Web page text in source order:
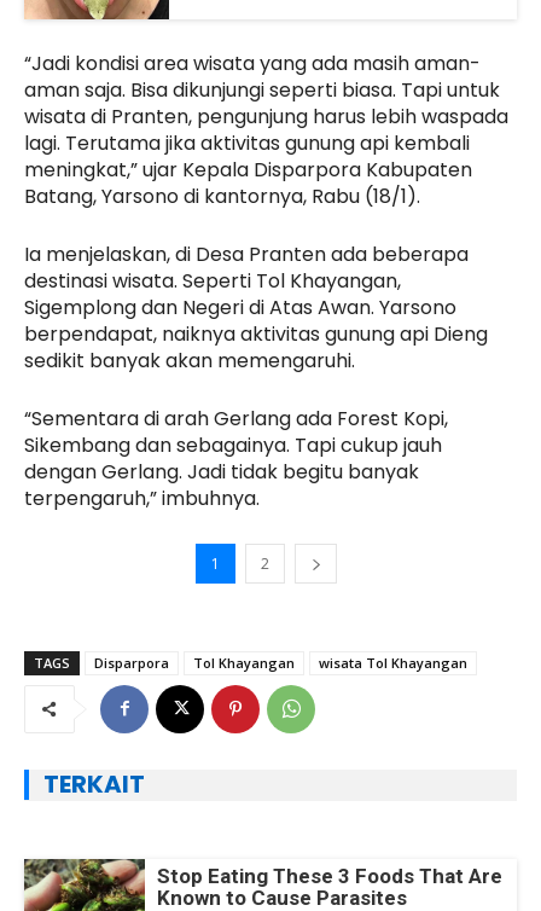
“Jadi kondisi area wisata yang ada masih aman-
aman saja. Bisa dikunjungi seperti biasa. Tapi untuk
wisata di Pranten, pengunjung harus lebih waspada
lagi. Terutama jika aktivitas gunung api kembali
meningkat,” ujar Kepala Disparpora Kabupaten
Batang, Yarsono di kantornya, Rabu (18/1).
Ia menjelaskan, di Desa Pranten ada beberapa
destinasi wisata. Seperti Tol Khayangan,
Sigemplong dan Negeri di Atas Awan. Yarsono
berpendapat, naiknya aktivitas gunung api Dieng
sedikit banyak akan memengaruhi.
“Sementara di arah Gerlang ada Forest Kopi,
Sikembang dan sebagainya. Tapi cukup jauh
dengan Gerlang. Jadi tidak begitu banyak
terpengaruh,” imbuhnya.
1 2
TAGS Disparpora Tol Khayangan wisata Tol Khayangan
TERKAIT
Stop Eating These 3 Foods That Are
Known to Cause Parasites